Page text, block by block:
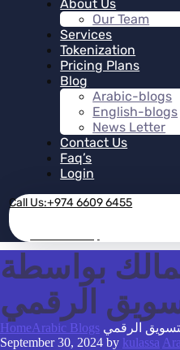
About Us
Our Team
Services
Tokenization
Pricing Plans
Blog
Arabic-blogs
English-blogs
News Letter
Contact Us
Faq’s
Login
Call Us:+974 6609 6455
بواسطة
الرقمي
HomeArabic Blogs الرقمي
September 30, 2024 by kulassa